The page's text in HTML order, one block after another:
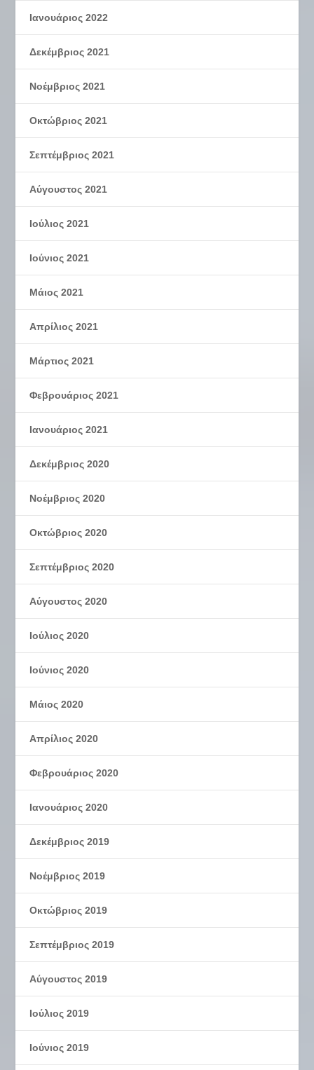
Ιανουάριος 2022
Δεκέμβριος 2021
Νοέμβριος 2021
Οκτώβριος 2021
Σεπτέμβριος 2021
Αύγουστος 2021
Ιούλιος 2021
Ιούνιος 2021
Μάιος 2021
Απρίλιος 2021
Μάρτιος 2021
Φεβρουάριος 2021
Ιανουάριος 2021
Δεκέμβριος 2020
Νοέμβριος 2020
Οκτώβριος 2020
Σεπτέμβριος 2020
Αύγουστος 2020
Ιούλιος 2020
Ιούνιος 2020
Μάιος 2020
Απρίλιος 2020
Φεβρουάριος 2020
Ιανουάριος 2020
Δεκέμβριος 2019
Νοέμβριος 2019
Οκτώβριος 2019
Σεπτέμβριος 2019
Αύγουστος 2019
Ιούλιος 2019
Ιούνιος 2019